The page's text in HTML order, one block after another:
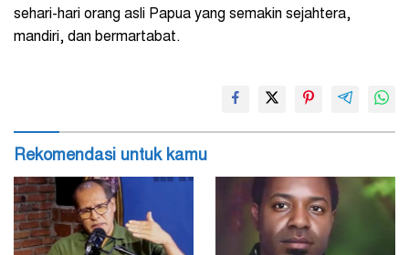
sehari-hari orang asli Papua yang semakin sejahtera,
mandiri, dan bermartabat.
Rekomendasi untuk kamu